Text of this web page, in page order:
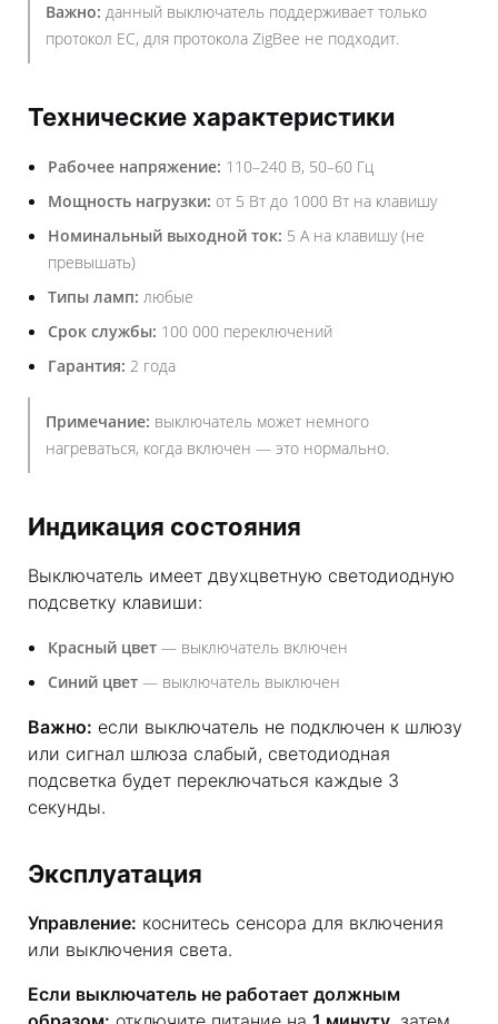
Важно: данный выключатель поддерживает только
протокол EC, для протокола ZigBee не подходит.
Технические характеристики
Рабочее напряжение: 110–240 В, 50–60 Гц
Мощность нагрузки: от 5 Вт до 1000 Вт на клавишу
Номинальный выходной ток: 5 А на клавишу (не
превышать)
Типы ламп: любые
Срок службы: 100 000 переключений
Гарантия: 2 года
Примечание: выключатель может немного
нагреваться, когда включен — это нормально.
Индикация состояния
Выключатель имеет двухцветную светодиодную
подсветку клавиши:
Красный цвет — выключатель включен
Синий цвет — выключатель выключен
Важно: если выключатель не подключен к шлюзу
или сигнал шлюза слабый, светодиодная
подсветка будет переключаться каждые 3
секунды.
Эксплуатация
Управление: коснитесь сенсора для включения
или выключения света.
Если выключатель не работает должным